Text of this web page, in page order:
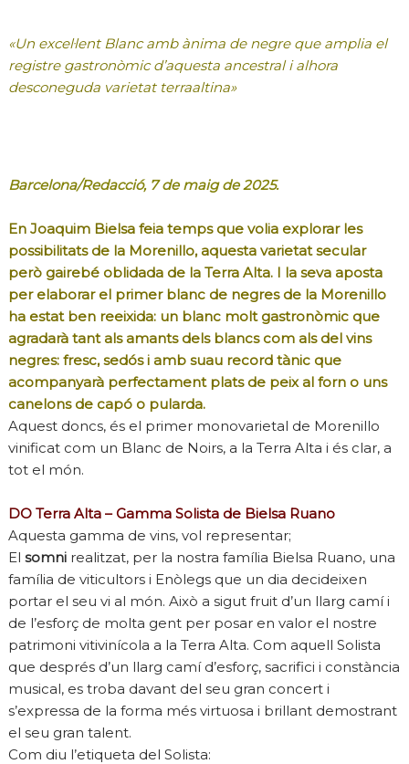
«Un excel·lent Blanc amb ànima de negre que amplia el
registre gastronòmic d’aquesta ancestral i alhora
desconeguda varietat terraaltina»
Barcelona/Redacció, 7 de maig de 2025.
En Joaquim Bielsa feia temps que volia explorar les
possibilitats de la Morenillo, aquesta varietat secular
però gairebé oblidada de la Terra Alta. I la seva aposta
per elaborar el primer blanc de negres de la Morenillo
ha estat ben reeixida: un blanc molt gastronòmic que
agradarà tant als amants dels blancs com als del vins
negres: fresc, sedós i amb suau record tànic que
acompanyarà perfectament plats de peix al forn o uns
canelons de capó o pularda.
Aquest doncs, és el primer monovarietal de Morenillo
vinificat com un Blanc de Noirs, a la Terra Alta i és clar, a
tot el món.
DO Terra Alta – Gamma Solista de Bielsa Ruano
Aquesta gamma de vins, vol representar;
Elsomni realitzat, per la nostra família Bielsa Ruano, una
família de viticultors i Enòlegs que un dia decideixen
portar el seu vi al món. Això a sigut fruit d’un llarg camí i
de l’esforç de molta gent per posar en valor el nostre
patrimoni vitivinícola a la Terra Alta. Com aquell Solista
que després d’un llarg camí d’esforç, sacrifici i constància
musical, es troba davant del seu gran concert i
s’expressa de la forma més virtuosa i brillant demostrant
el seu gran talent.
Com diu l’etiqueta del Solista: